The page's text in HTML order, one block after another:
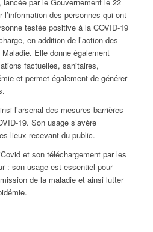
des personnes qui ont
testée positive à la COVID-19
en addition de l’action des
Elle donne également
factuelles, sanitaires,
et permet également de générer
l’arsenal des mesures barrières
19. Son usage s’avère
lieux recevant du public.
et son téléchargement par les
: son usage est essentiel pour
de la maladie et ainsi lutter